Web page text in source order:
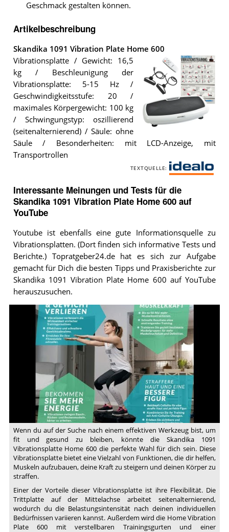
Geschmack gestalten können.
Artikelbeschreibung
Skandika 1091 Vibration Plate Home 600
Skandika
Plate
600
Vibrationsplatte / Gewicht: 16,5
kg / Beschleunigung der
Vibrationsplatte: 5-15 Hz /
Geschwindigkeitsstufe: 20 /
maximales Körpergewicht: 100 kg
/ Schwingungstyp: oszillierend
(seitenalternierend) / Säule: ohne
Säule / Besonderheiten: mit LCD-Anzeige, mit
Transportrollen
TEXTQUELLE:
i
d
e
o
Interessante Meinungen und Tests für die
Skandika 1091 Vibration Plate Home 600 auf
YouTube
Youtube ist ebenfalls eine gute Informationsquelle zu
Vibrationsplatten. (Dort finden sich informative Tests und
Berichte.) Topratgeber24.de hat es sich zur Aufgabe
gemacht für Dich die besten Tipps und Praxisberichte zur
Skandika 1091 Vibration Plate Home 600 auf YouTube
herauszusuchen.
Wenn du auf der Suche nach einem effektiven Werkzeug bist, um
fit und gesund zu bleiben, könnte die Skandika 1091
Vibrationsplatte Home 600 die perfekte Wahl für dich sein. Diese
Vibrationsplatte bietet eine Vielzahl von Funktionen, die dir helfen,
Muskeln aufzubauen, deine Kraft zu steigern und deinen Körper zu
straffen.
Einer der Vorteile dieser Vibrationsplatte ist ihre Flexibilität. Die
Trittplatte auf der Mittelachse arbeitet seitenalternierend,
wodurch du die Belastungsintensität nach deinen individuellen
Bedürfnissen variieren kannst. Außerdem wird die Home Vibration
Plate 600 mit verstellbaren Trainingsgurten und einer